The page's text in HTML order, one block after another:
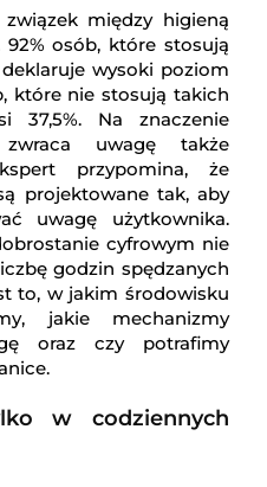
między higieną
osób, które stosują
wysoki poziom
które nie stosują takich
37,5%. Na znaczenie
uwagę także
przypomina, że
projektowane tak, aby
uwagę użytkownika.
cyfrowym nie
godzin spędzanych
to, w jakim środowisku
jakie mechanizmy
oraz czy potrafimy
w codziennych